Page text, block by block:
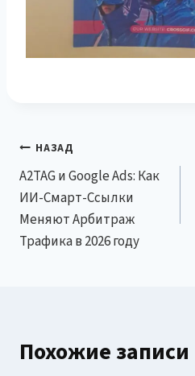
Навигация
по
записям
НАЗАД
A2TAG и Google Ads: Как
ИИ-Смарт-Ссылки
Меняют Арбитраж
Трафика в 2026 году
Похожие записи